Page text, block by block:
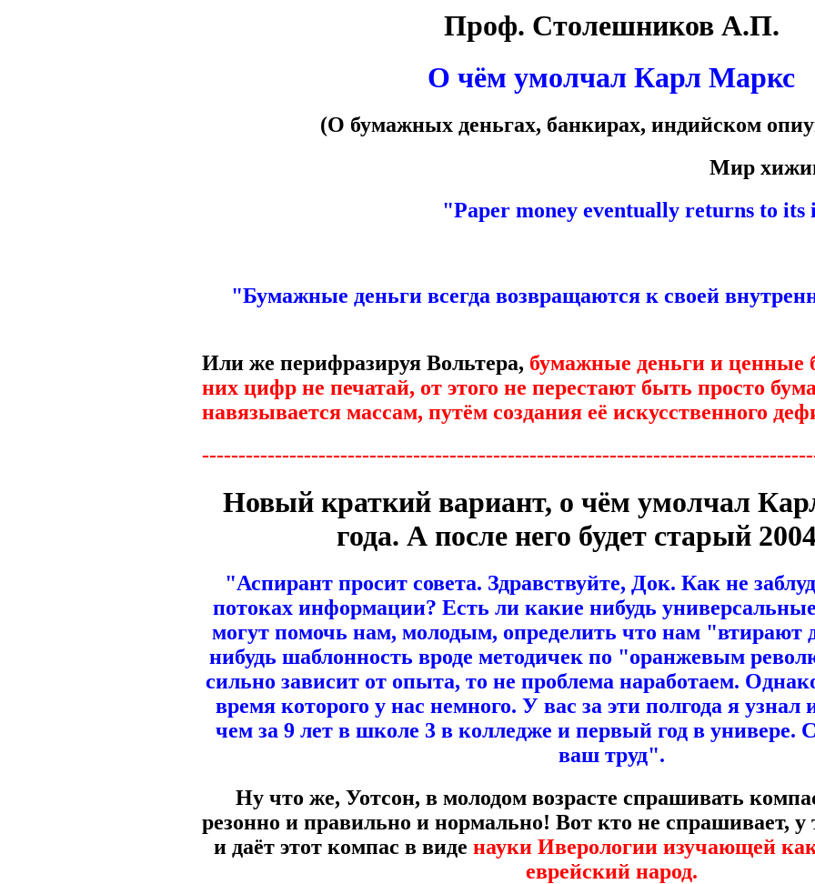
Проф. Столешников А.П.
О чём умолчал Карл Маркс
(О бумажных деньгах, банкирах, индийском
Мир
"Paper money eventually returns to
"Бумажные деньги всегда возвращаются к своей
Или же перифразируя Вольтера, бумажные деньги и ценные
них цифр не печатай, от этого не перестают быть просто
навязывается массам, путём создания её искусственного
Новый краткий вариант, о чём умолчал
года. А после него будет старый
"Аспирант просит совета. Здравствуйте, Док. Как не
потоках информации? Есть ли какие нибудь
могут помочь нам, молодым, определить что нам
нибудь шаблонность вроде методичек по "оранжевым
сильно зависит от опыта, то не проблема наработаем.
время которого у нас немного. У вас за эти полгода я
чем за 9 лет в школе 3 в колледже и первый год в универе.
ваш труд".
Ну что же, Уотсон, в молодом возрасте спрашивать
резонно и правильно и нормально! Вот кто не спрашивает,
и даёт этот компас в виде науки Иверологии изучающей
еврейский народ.